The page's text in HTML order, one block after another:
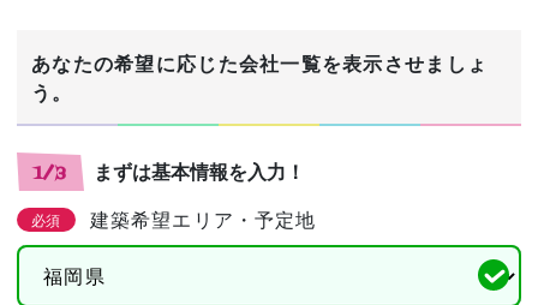
あなたの希望に応じた会社一覧を表示させましょ
う。
1/3 まずは基本情報を入力！
必須 建築希望エリア・予定地